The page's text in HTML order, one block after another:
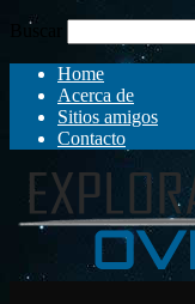
Buscar
Home
Acerca de
Sitios amigos
Contacto